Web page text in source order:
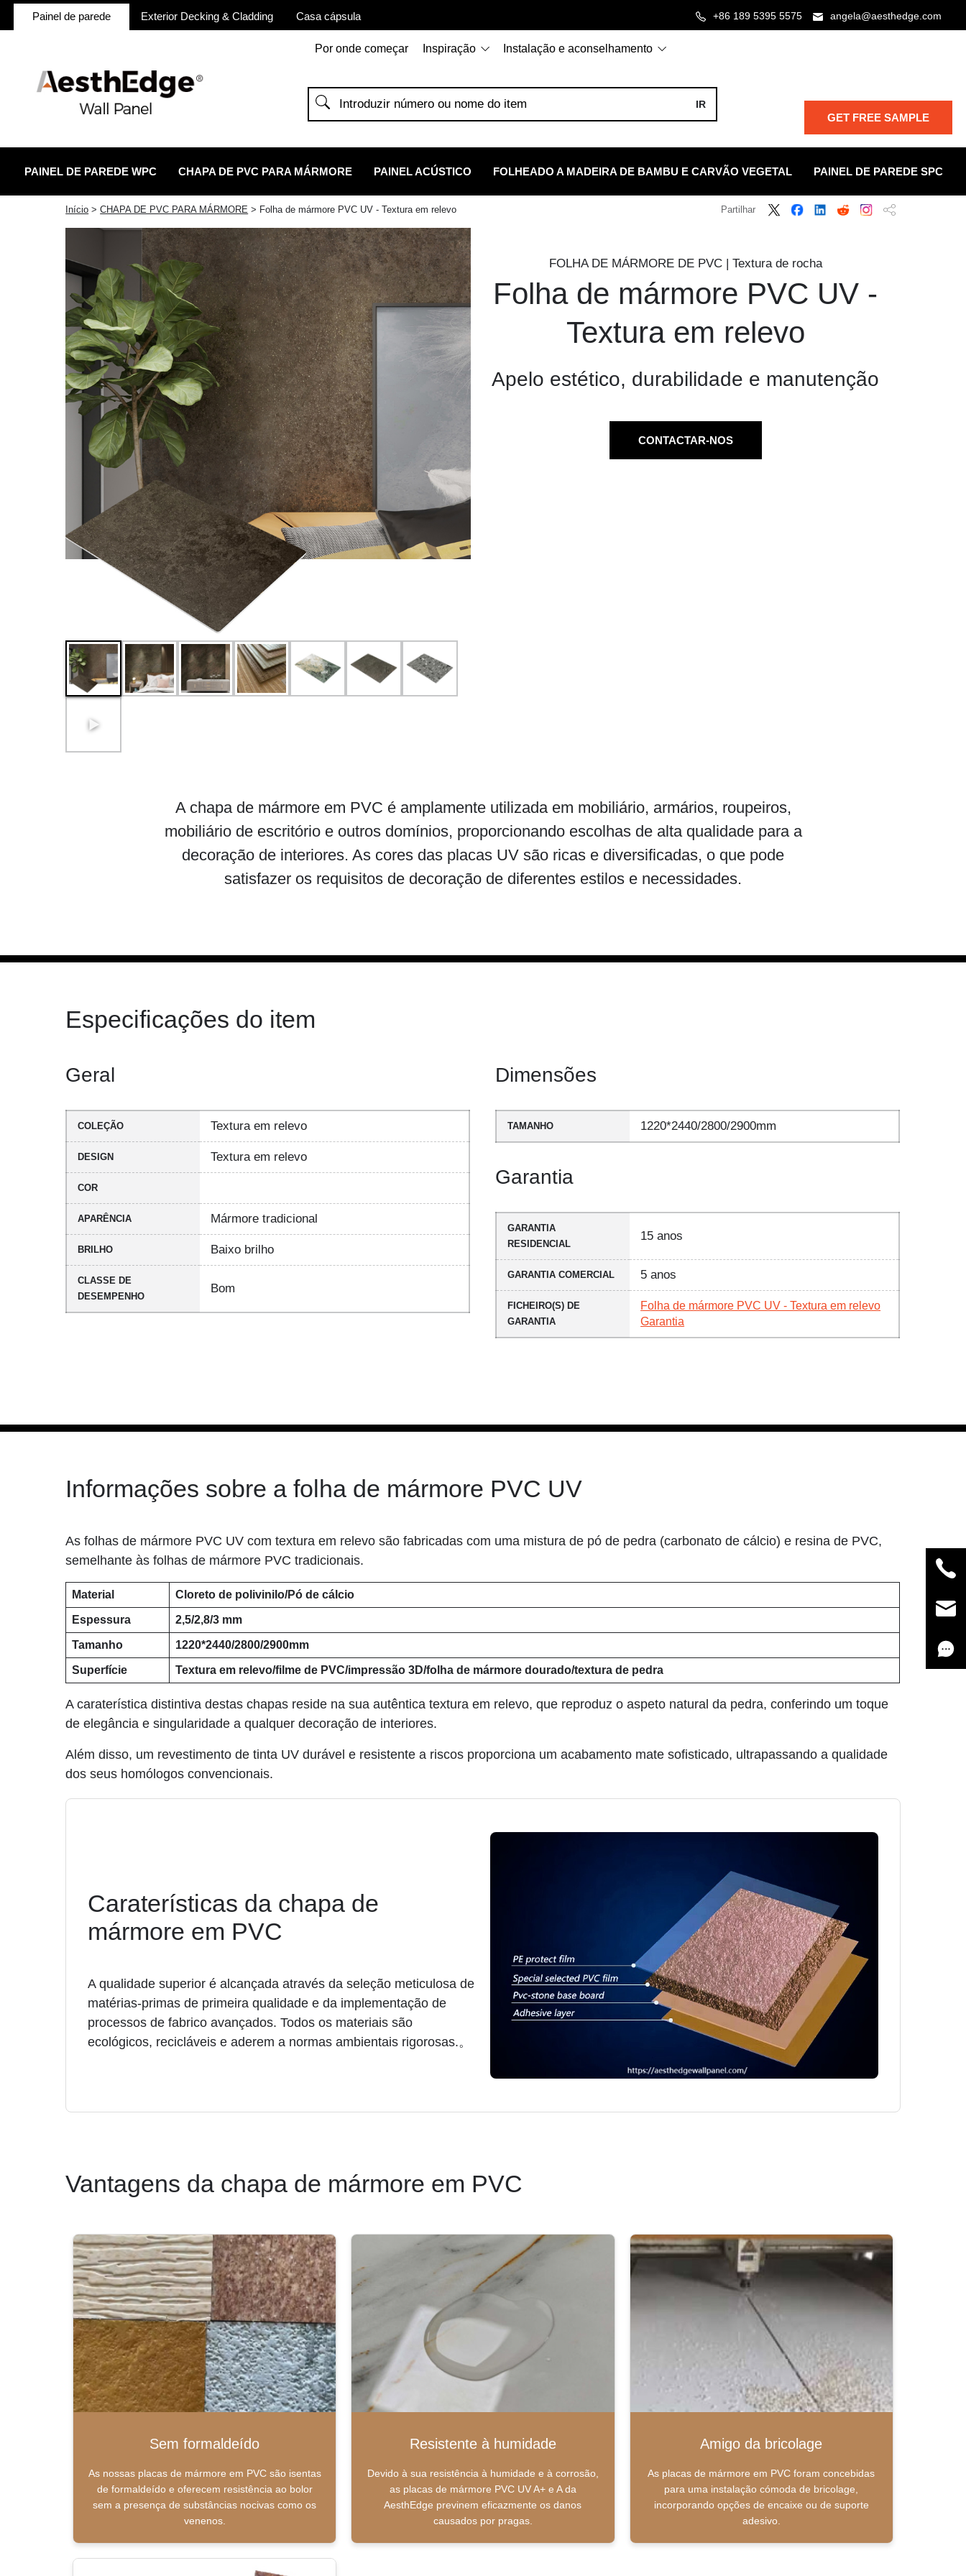
Painel de parede Exterior Decking & Cladding Casa cápsula +86 189 5395 5575 angela@aesthedge.com
Por onde começar Inspiração Instalação e aconselhamento
GET FREE SAMPLE
PAINEL DE PAREDE WPC CHAPA DE PVC PARA MÁRMORE PAINEL ACÚSTICO FOLHEADO A MADEIRA DE BAMBU E CARVÃO VEGETAL PAINEL DE PAREDE SPC
Início >CHAPA DE PVC PARA MÁRMORE > Folha de mármore PVC UV - Textura em relevo Partilhar
twitterfacebook
linkedinredditinstagram
FOLHA DE MÁRMORE DE PVC | Textura de rocha
Folha de mármore PVC UV -
Textura em relevo
Apelo estético, durabilidade e manutenção
CONTACTAR-NOS
A chapa de mármore em PVC é amplamente utilizada em mobiliário, armários, roupeiros,
mobiliário de escritório e outros domínios, proporcionando escolhas de alta qualidade para a
decoração de interiores. As cores das placas UV são ricas e diversificadas, o que pode
satisfazer os requisitos de decoração de diferentes estilos e necessidades.
Especificações do item
Geral
COLEÇÃO Textura em relevo
DESIGN Textura em relevo
COR
APARÊNCIA Mármore tradicional
BRILHO Baixo brilho
CLASSE DE
DESEMPENHO
Bom
Dimensões
TAMANHO 1220*2440/2800/2900mm
Garantia
GARANTIA
RESIDENCIAL
15 anos
GARANTIA COMERCIAL 5 anos
FICHEIRO(S) DE
GARANTIA
Folha de mármore PVC UV - Textura em relevo
Garantia
Informações sobre a folha de mármore PVC UV
As folhas de mármore PVC UV com textura em relevo são fabricadas com uma mistura de pó de pedra (carbonato de cálcio) e resina de PVC,
semelhante às folhas de mármore PVC tradicionais.
Material Cloreto de polivinilo/Pó de cálcio
Espessura 2,5/2,8/3 mm
Tamanho 1220*2440/2800/2900mm
Superfície Textura em relevo/filme de PVC/impressão 3D/folha de mármore dourado/textura de pedra
A caraterística distintiva destas chapas reside na sua autêntica textura em relevo, que reproduz o aspeto natural da pedra, conferindo um toque
de elegância e singularidade a qualquer decoração de interiores.
Além disso, um revestimento de tinta UV durável e resistente a riscos proporciona um acabamento mate sofisticado, ultrapassando a qualidade
dos seus homólogos convencionais.
Caraterísticas da chapa de
mármore em PVC
A qualidade superior é alcançada através da seleção meticulosa de
matérias-primas de primeira qualidade e da implementação de
processos de fabrico avançados. Todos os materiais são
ecológicos, recicláveis e aderem a normas ambientais rigorosas.。
Vantagens da chapa de mármore em PVC
Sem formaldeído
As nossas placas de mármore em PVC são isentas
de formaldeído e oferecem resistência ao bolor
sem a presença de substâncias nocivas como os
venenos.
Resistente à humidade
Devido à sua resistência à humidade e à corrosão,
as placas de mármore PVC UV A+ e A da
AesthEdge previnem eficazmente os danos
causados por pragas.
Amigo da bricolage
As placas de mármore em PVC foram concebidas
para uma instalação cómoda de bricolage,
incorporando opções de encaixe ou de suporte
adesivo.